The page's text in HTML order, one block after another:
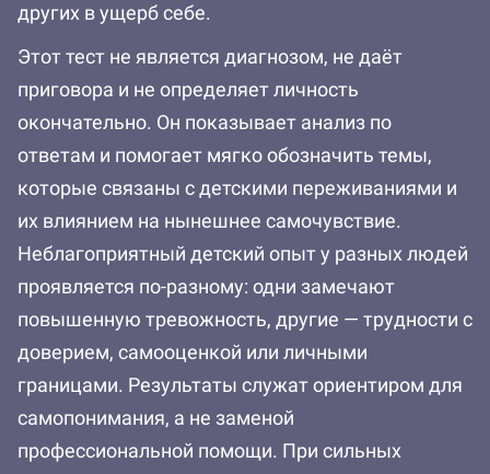
других в ущерб себе.
Этот тест не является диагнозом, не даёт
приговора и не определяет личность
окончательно. Он показывает анализ по
ответам и помогает мягко обозначить темы,
которые связаны с детскими переживаниями и
их влиянием на нынешнее самочувствие.
Неблагоприятный детский опыт у разных людей
проявляется по-разному: одни замечают
повышенную тревожность, другие — трудности с
доверием, самооценкой или личными
границами. Результаты служат ориентиром для
самопонимания, а не заменой
профессиональной помощи. При сильных